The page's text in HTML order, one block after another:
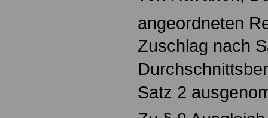
angeordneten
Zuschlag nach
Satz 2